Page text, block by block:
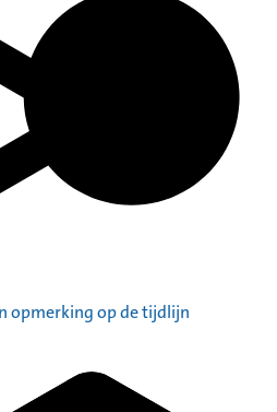
opmerking op de tijdlijn